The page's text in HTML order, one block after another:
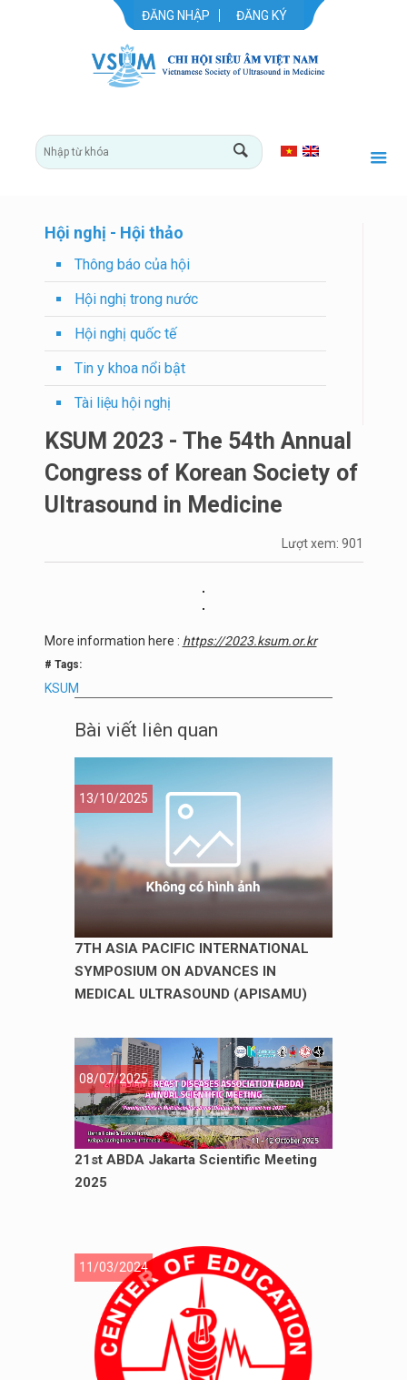
ĐĂNG NHẬP ĐĂNG KÝ
Hội nghị - Hội thảo
Thông báo của hội
Hội nghị trong nước
Hội nghị quốc tế
Tin y khoa nổi bật
Tài liệu hội nghị
KSUM 2023 - The 54th Annual
Congress of Korean Society of
Ultrasound in Medicine
Lượt xem: 901
More information here : https://2023.ksum.or.kr
# Tags:
KSUM
Bài viết liên quan
13/10/2025
7TH ASIA PACIFIC INTERNATIONAL
SYMPOSIUM ON ADVANCES IN
MEDICAL ULTRASOUND (APISAMU)
08/07/2025
21st ABDA Jakarta Scientific Meeting
2025
11/03/2024